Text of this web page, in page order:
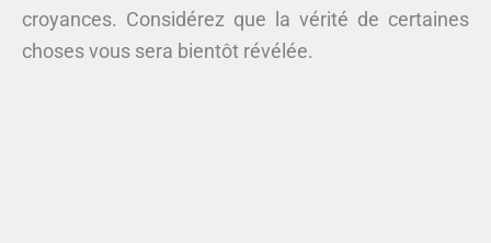
croyances. Considérez que la vérité de certaines
choses vous sera bientôt révélée.